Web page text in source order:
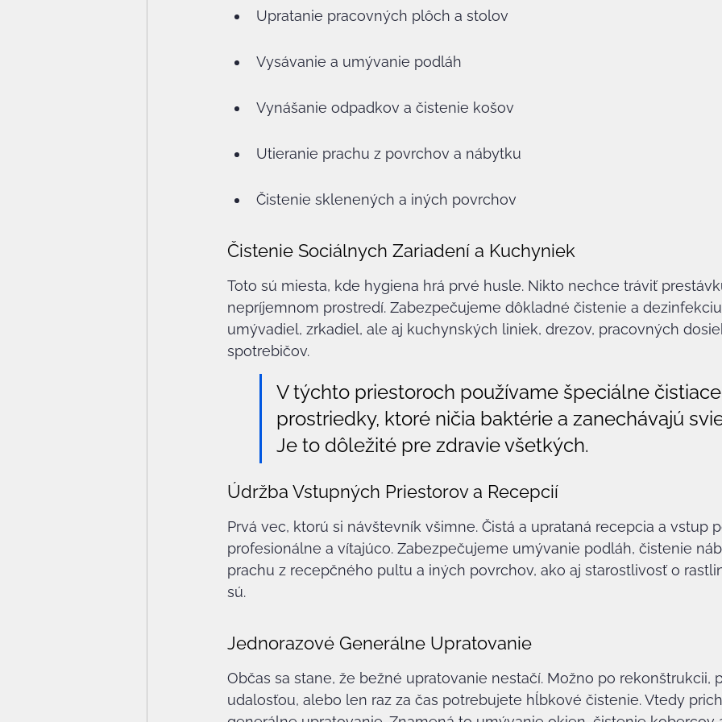
Upratanie pracovných plôch a stolov
Vysávanie a umývanie podláh
Vynášanie odpadkov a čistenie košov
Utieranie prachu z povrchov a nábytku
Čistenie sklenených a iných povrchov
Čistenie Sociálnych Zariadení a Kuchyniek
Toto sú miesta, kde hygiena hrá prvé husle. Nikto nechce tráviť
nepríjemnom prostredí. Zabezpečujeme dôkladné čistenie a
umývadiel, zrkadiel, ale aj kuchynských liniek, drezov, pracovných
spotrebičov.
V týchto priestoroch používame špeciálne čistiace
prostriedky, ktoré ničia baktérie a zanechávajú
Je to dôležité pre zdravie všetkých.
Údržba Vstupných Priestorov a Recepcií
Prvá vec, ktorú si návštevník všimne. Čistá a uprataná recepcia a vstup
profesionálne a vítajúco. Zabezpečujeme umývanie podláh, čistenie
prachu z recepčného pultu a iných povrchov, ako aj starostlivosť o
sú.
Jednorazové Generálne Upratovanie
Občas sa stane, že bežné upratovanie nestačí. Možno po rekonštrukcii,
udalosťou, alebo len raz za čas potrebujete hĺbkové čistenie. Vtedy